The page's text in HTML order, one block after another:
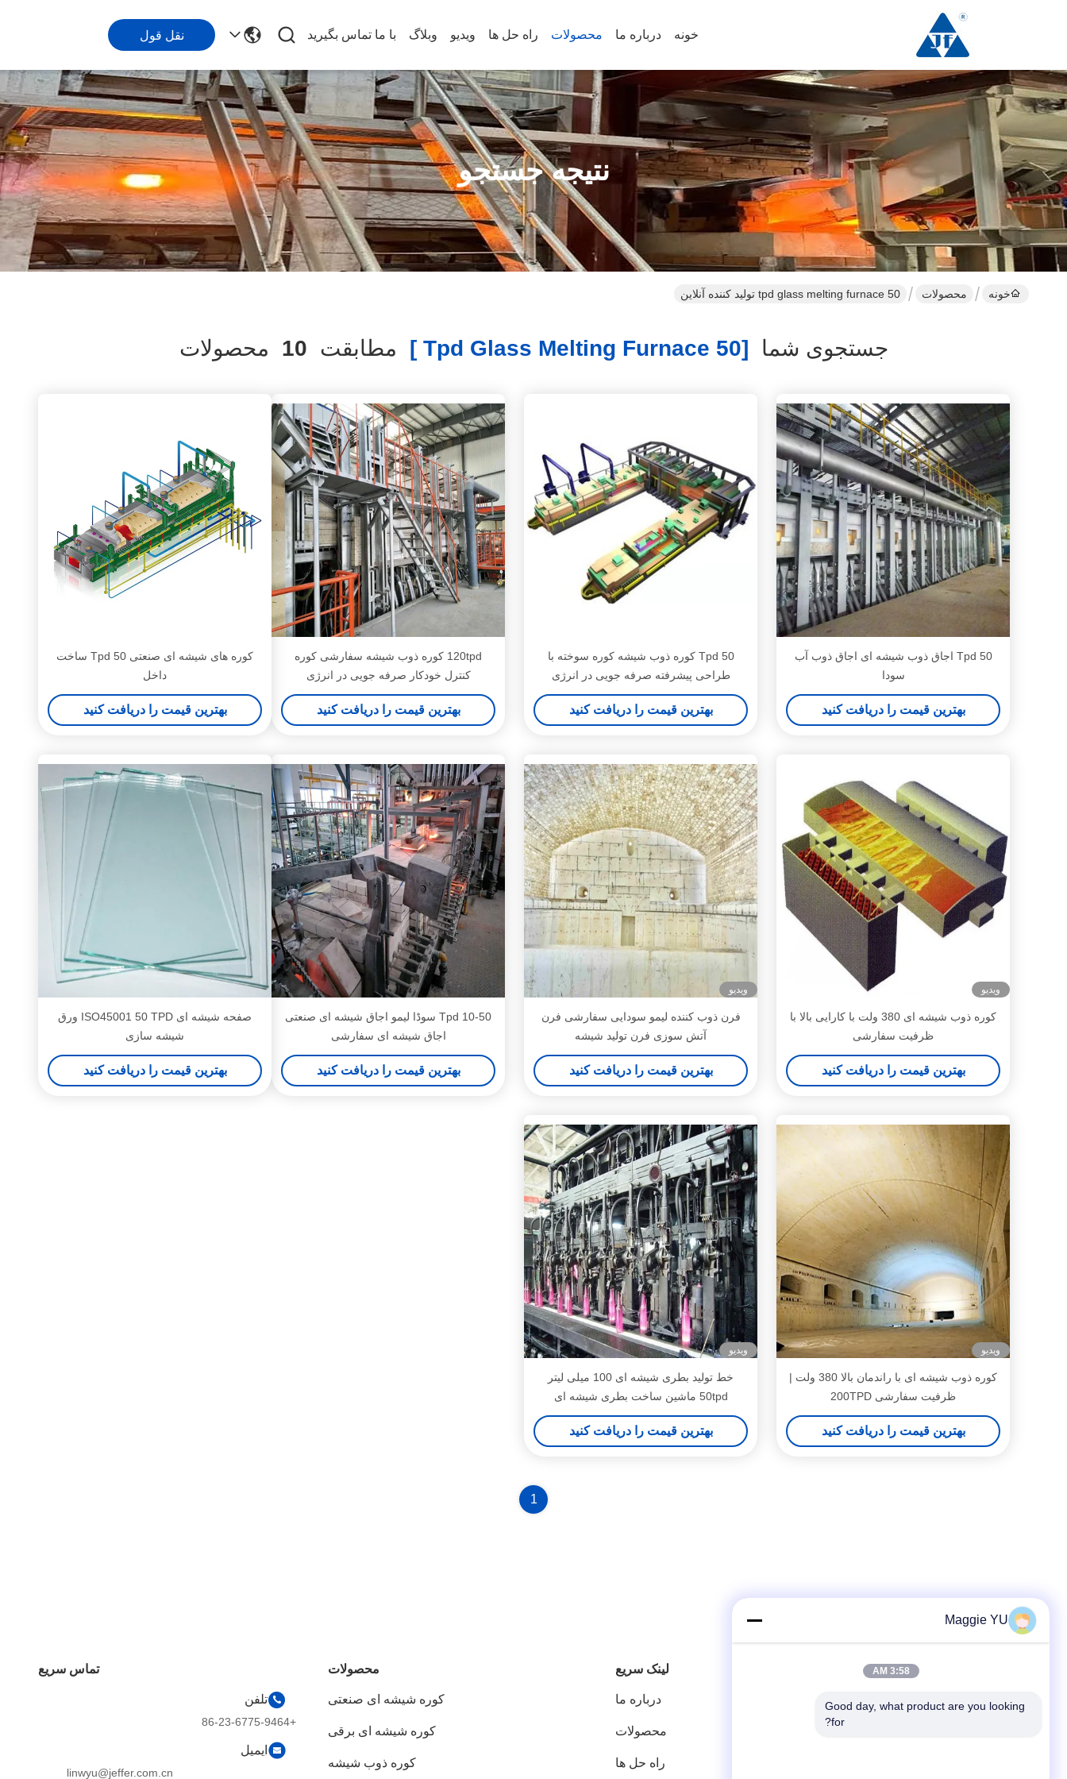
خونه درباره ما محصولات راه حل ها ویدیو وبلاگ با ما تماس بگیرید نقل قول
نتیجه جستجو
خونه محصولات 50 tpd glass melting furnace تولید کننده آنلاین
جستجوی شما [50 Tpd Glass Melting Furnace ] مطابقت 10 محصولات
50 Tpd اجاق ذوب شیشه ای اجاق ذوب آب
سودا
بهترین قیمت را دریافت کنید
50 Tpd کوره ذوب شیشه کوره سوخته با
طراحی پیشرفته صرفه جویی در انرژی
بهترین قیمت را دریافت کنید
120tpd کوره ذوب شیشه سفارشی کوره
کنترل خودکار صرفه جویی در انرژی
بهترین قیمت را دریافت کنید
کوره های شیشه ای صنعتی 50 Tpd ساخت
داخل
بهترین قیمت را دریافت کنید
ویدیو
کوره ذوب شیشه ای 380 ولت با کارایی بالا با
ظرفیت سفارشی
بهترین قیمت را دریافت کنید
ویدیو
فرن ذوب کننده لیمو سودایی سفارشی فرن
آتش سوزی فرن تولید شیشه
بهترین قیمت را دریافت کنید
10-50 Tpd سوڈا لیمو اجاق شیشه ای صنعتی
اجاق شیشه ای سفارشی
بهترین قیمت را دریافت کنید
صفحه شیشه ای ISO45001 50 TPD ورق
شیشه سازی
بهترین قیمت را دریافت کنید
ویدیو
کوره ذوب شیشه ای با راندمان بالا 380 ولت |
ظرفیت سفارشی 200TPD
بهترین قیمت را دریافت کنید
ویدیو
خط تولید بطری شیشه ای 100 میلی لیتر
50tpd ماشین ساخت بطری شیشه ای
بهترین قیمت را دریافت کنید
1
لینک سریع
درباره ما
محصولات
راه حل ها
محصولات
کوره شیشه ای صنعتی
کوره شیشه ای برقی
کوره ذوب شیشه
تماس سریع
تلفن
+86-23-6775-9464
ایمیل
linwyu@jeffer.com.cn
Maggie YU
3:58 AM
Good day, what product are you looking
for?